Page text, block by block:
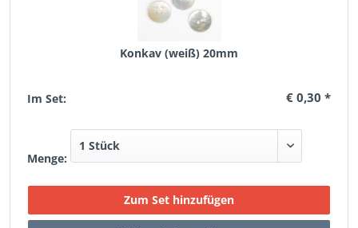
Konkav (weiß) 20mm
Im Set: € 0,30 *
Menge: